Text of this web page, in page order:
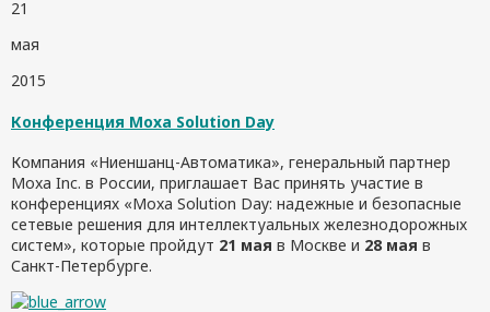
21
мая
2015
Конференция Moxa Solution Day
Компания «Ниеншанц-Автоматика», генеральный партнер
Moxa Inc. в России, приглашает Вас принять участие в
конференциях «Moxa Solution Day: надежные и безопасные
сетевые решения для интеллектуальных железнодорожных
систем», которые пройдут 21 мая в Москве и 28 мая в
Санкт-Петербурге.